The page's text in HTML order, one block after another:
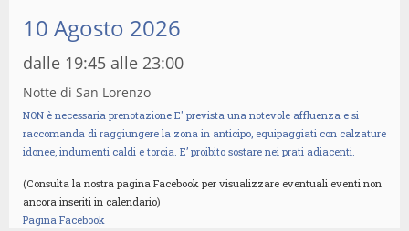
10 Agosto 2026
dalle 19:45 alle 23:00
Notte di San Lorenzo
NON è necessaria prenotazione E' prevista una notevole affluenza e si
raccomanda di raggiungere la zona in anticipo, equipaggiati con calzature
idonee, indumenti caldi e torcia. E’ proibito sostare nei prati adiacenti.
(Consulta la nostra pagina Facebook per visualizzare eventuali eventi non
ancora inseriti in calendario)
Pagina Facebook